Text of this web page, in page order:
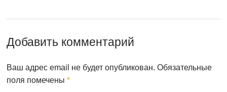
Добавить комментарий
Ваш адрес email не будет опубликован. Обязательные
поля помечены *